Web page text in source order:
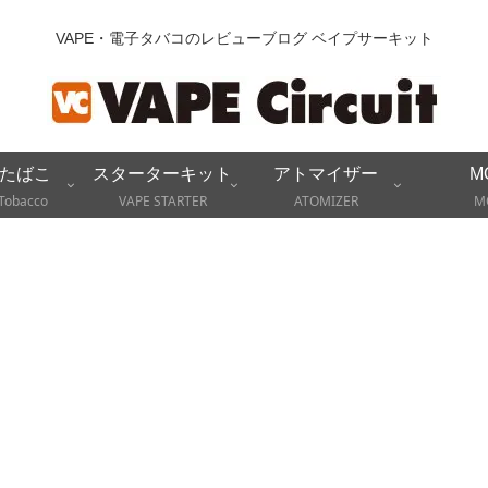
VAPE・電子タバコのレビューブログ ベイプサーキット
ばこ
スターターキット
VAPE STARTER
アトマイザー
ATOMIZER